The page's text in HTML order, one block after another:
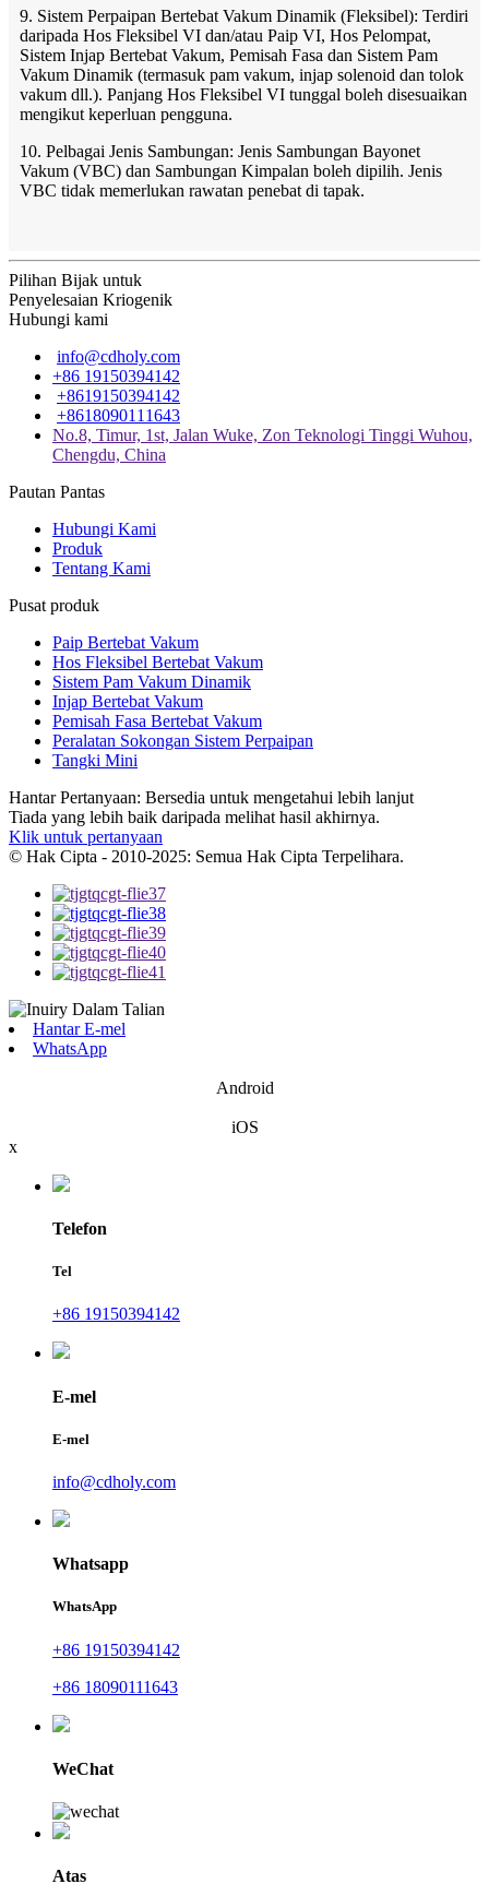
9. Sistem Perpaipan Bertebat Vakum Dinamik (Fleksibel): Terdiri
daripada Hos Fleksibel VI dan/atau Paip VI, Hos Pelompat,
Sistem Injap Bertebat Vakum, Pemisah Fasa dan Sistem Pam
Vakum Dinamik (termasuk pam vakum, injap solenoid dan tolok
vakum dll.). Panjang Hos Fleksibel VI tunggal boleh disesuaikan
mengikut keperluan pengguna.
10. Pelbagai Jenis Sambungan: Jenis Sambungan Bayonet
Vakum (VBC) dan Sambungan Kimpalan boleh dipilih. Jenis
VBC tidak memerlukan rawatan penebat di tapak.
Pilihan Bijak untuk
Penyelesaian Kriogenik
Hubungi kami
info@cdholy.com
+86 19150394142
+8619150394142
+8618090111643
No.8, Timur, 1st, Jalan Wuke, Zon Teknologi Tinggi Wuhou,
Chengdu, China
Pautan Pantas
Hubungi Kami
Produk
Tentang Kami
Pusat produk
Paip Bertebat Vakum
Hos Fleksibel Bertebat Vakum
Sistem Pam Vakum Dinamik
Injap Bertebat Vakum
Pemisah Fasa Bertebat Vakum
Peralatan Sokongan Sistem Perpaipan
Tangki Mini
Hantar Pertanyaan: Bersedia untuk mengetahui lebih lanjut
Tiada yang lebih baik daripada melihat hasil akhirnya.
Klik untuk pertanyaan
© Hak Cipta - 2010-2025: Semua Hak Cipta Terpelihara.
Hantar E-mel
WhatsApp
Android
iOS
x
Telefon
Tel
+86 19150394142
E-mel
E-mel
info@cdholy.com
Whatsapp
WhatsApp
+86 19150394142
+86 18090111643
WeChat
Atas